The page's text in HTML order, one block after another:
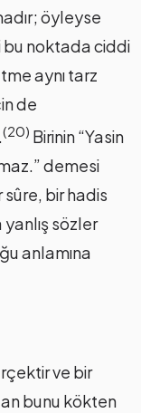
öyleyse
bu noktada ciddi
aynı tarz
de
(20) Birinin “Yasin
demesi
bir hadis
sözler
anlamına
ve bir
bunu kökten